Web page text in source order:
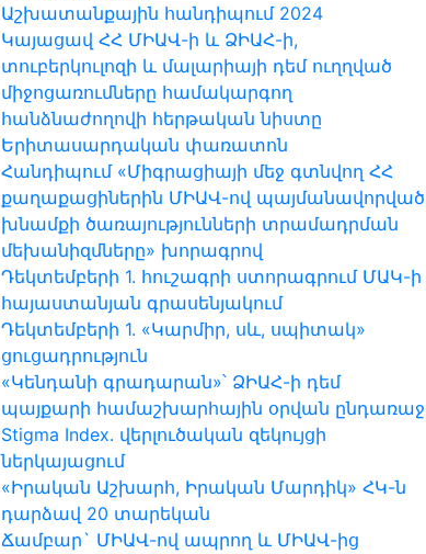
Աշխատանքային հանդիպում 2024
Կայացավ ՀՀ ՄԻԱՎ-ի և ՁԻԱՀ-ի,
տուբերկուլոզի և մալարիայի դեմ ուղղված
միջոցառումները համակարգող
հանձնաժողովի հերթական նիստը
Երիտասարդական փառատոն
Հանդիպում «Միգրացիայի մեջ գտնվող ՀՀ
քաղաքացիներին ՄԻԱՎ-ով պայմանավորված
խնամքի ծառայությունների տրամադրման
մեխանիզմները» խորագրով
Դեկտեմբերի 1. հուշագրի ստորագրում ՄԱԿ-ի
հայաստանյան գրասենյակում
Դեկտեմբերի 1. «Կարմիր, սև, սպիտակ»
ցուցադրություն
«Կենդանի գրադարան»՝ ՁԻԱՀ-ի դեմ
պայքարի համաշխարհային օրվան ընդառաջ
Stigma Index. վերլուծական զեկույցի
ներկայացում
«Իրական Աշխարհ, Իրական Մարդիկ» ՀԿ-ն
դարձավ 20 տարեկան
Ճամբար` ՄԻԱՎ-ով ապրող և ՄԻԱՎ-ից